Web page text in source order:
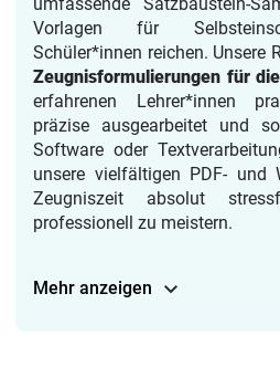
Vorlagen für
Schüler*innen reichen. Unsere
Zeugnisformulierungen für
erfahrenen Lehrer*innen
präzise ausgearbeitet und
Software oder
unsere vielfältigen PDF- und
Zeugniszeit absolut
professionell zu meistern.
Mehr anzeigen